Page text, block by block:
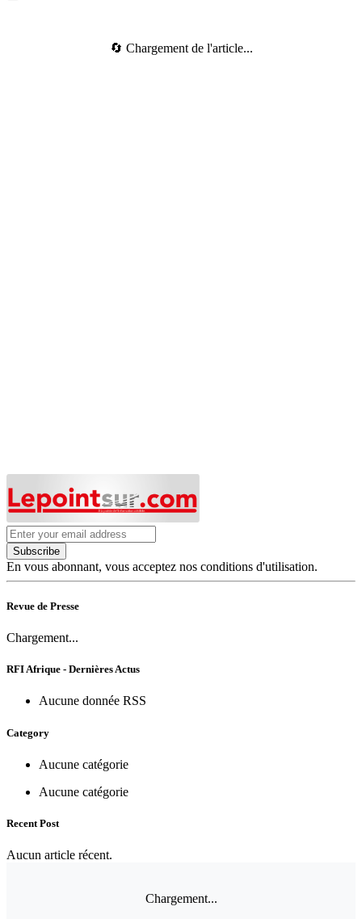
🔄 Chargement de l'article...
Subscribe
En vous abonnant, vous acceptez nos conditions d'utilisation.
Revue de Presse
Chargement...
RFI Afrique - Dernières Actus
Aucune donnée RSS
Category
Aucune catégorie
Aucune catégorie
Recent Post
Aucun article récent.
Chargement...